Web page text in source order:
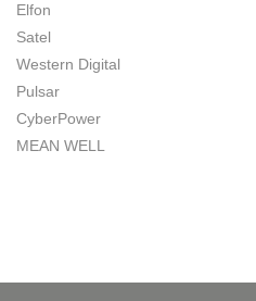
Elfon
Satel
Western Digital
Pulsar
CyberPower
MEAN WELL